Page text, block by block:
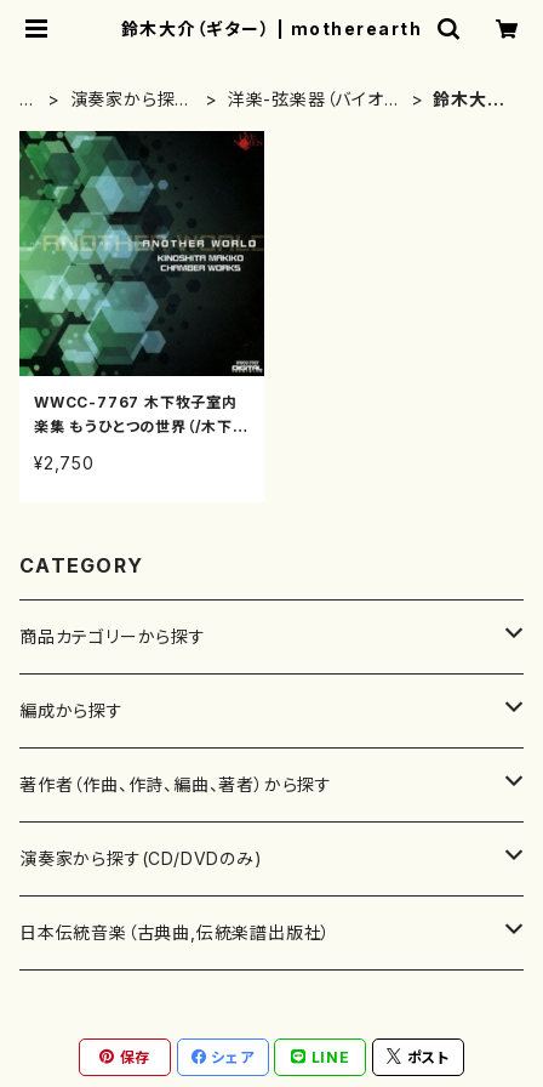
鈴木大介（ギター） | motherearth
H
M
E
演奏家から探す
洋楽-弦楽器（バイオリ
鈴木大介
WWCC-7767 木下牧子室内
楽集 もうひとつの世界（/木下牧
¥2,750
CATEGORY
商品カテゴリーから探す
楽譜
書籍
書籍
テキストブック
CD・DVD
チケット
邦楽ジャーナル
レコード
編成から探す
邦楽器
箏・琴（ソロ）
箏・琴（合奏）
三味線（合奏）
合唱
混声合唱
男声合唱
歌・声
ピアノ（ソロ）
洋楽器（弦楽器）
著作者（作曲、作詩、編曲、著者）から探す
あ行
青木省三(アオキ ショウゾウ)
秋山健治(アキヤマ ケンジ）
か行
蔭山滸山(カゲヤマ キョザン)
斉藤松声(サイトウ ショウセイ)
演奏家から探す(CD/DVDのみ)
邦楽（箏、三味線、尺八等）演奏家
石川高（笙）
應和惠子（声楽・ソプラノ）
洋楽-鍵盤楽器（ピアノ、オルガン等）演奏家
日本伝統音楽（古典曲,伝統楽譜出版社）
宮城道雄（宮城宗家監修）
地歌箏曲（三絃古典楽譜）
保存 シェア LINE ポスト